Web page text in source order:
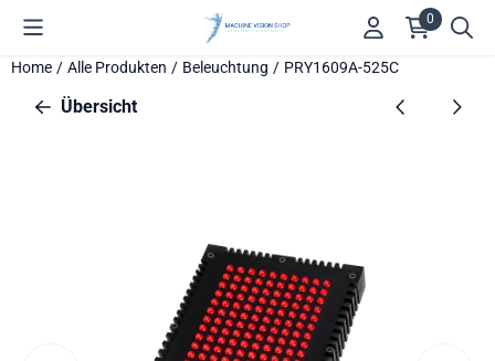
Cookie-Einstellungen verfügbar. Einstellungen wählen oder alle
0
Home / Alle Produkten / Beleuchtung / PRY1609A-525C
Übersicht